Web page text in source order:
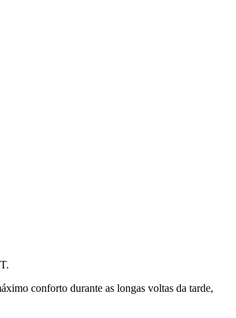
conforto durante as longas voltas da tarde,